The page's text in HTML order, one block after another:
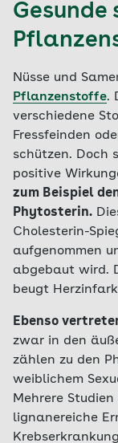
Gesunde
Nüsse und
Pflanzenstoffe.
verschiedene
Fressfeinden
schützen. Doch
positive
zum Beispiel
Phytosterin.
Cholesterin-
aufgenommen
abgebaut wird.
beugt
Ebenso
zwar in den
zählen zu den
weiblichem
Mehrere
lignanereiche